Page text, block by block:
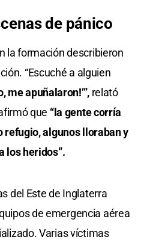
de pánico
la formación describieron
“Escuché a alguien
me apuñalaron!’”,relató
que “la gente corría
refugio, algunos lloraban y
los heridos”.
del Este de Inglaterra
de emergencia aérea
Varias víctimas